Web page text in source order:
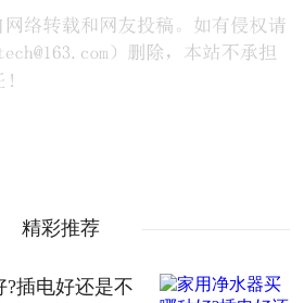
精彩推荐
插电好还是不